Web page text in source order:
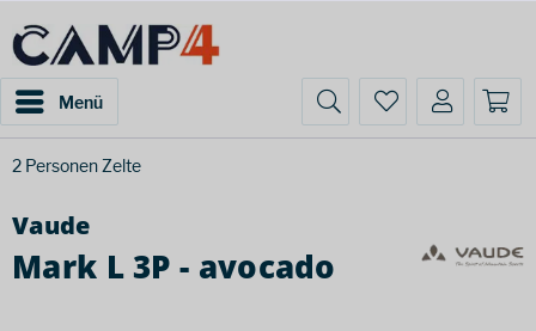
Menü
2 Personen Zelte
Vaude
Mark L 3P - avocado